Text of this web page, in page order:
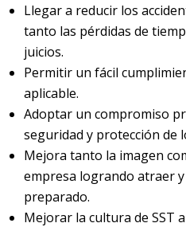
Llegar a reducir los
tanto las pérdidas de
juicios.
Permitir un fácil
aplicable.
Adoptar un compromiso
seguridad y protección de
Mejora tanto la imagen
empresa logrando atraer
preparado.
Mejorar la cultura de SST